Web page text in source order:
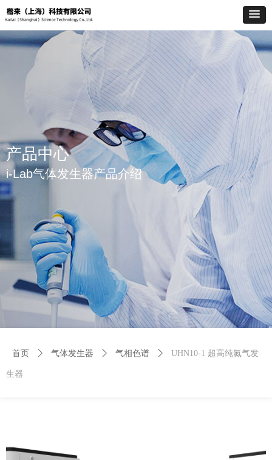
首页 ꄲ 气体发生器 ꄲ 气相色谱 ꄲ UHN10-1 超高纯氮气发
生器
产品中心
i-Lab气体发生器产品介绍